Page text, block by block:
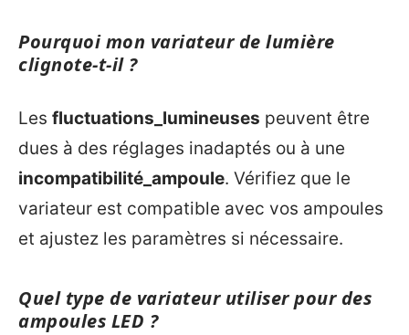
Pourquoi mon variateur de lumière
clignote-t-il ?
Les fluctuations_lumineuses peuvent être
dues à des réglages inadaptés ou à une
incompatibilité_ampoule. Vérifiez que le
variateur est compatible avec vos ampoules
et ajustez les paramètres si nécessaire.
Quel type de variateur utiliser pour des
ampoules LED ?